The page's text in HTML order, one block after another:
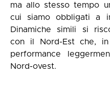
ma allo stesso tempo
cui siamo obbligati a
Dinamiche simili si
con il Nord-Est che,
performance
Nord-ovest.